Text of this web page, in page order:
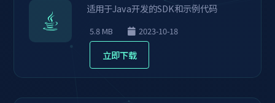
适用于Java开发的SDK和示例代码
5.8 MB 2023-10-18
立即下载